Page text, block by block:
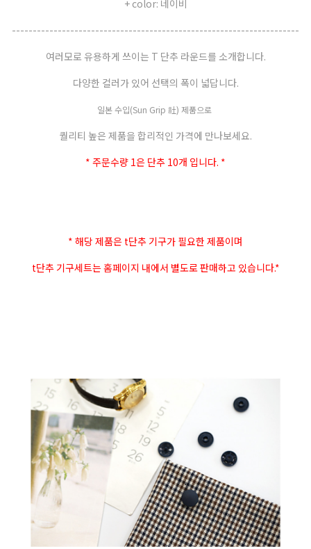
+ color: 네이비
---------------------------------------------------------------------
여러모로 유용하게 쓰이는 T 단추 라운드를 소개합니다.
다양한 컬러가 있어 선택의 폭이 넓답니다.
일본 수입(Sun Grip 社) 제품으로
퀄리티 높은 제품을 합리적인 가격에 만나보세요.
* 주문수량 1은 단추 10개 입니다. *
* 해당 제품은 t단추 기구가 필요한 제품이며
t단추 기구세트는 홈페이지 내에서 별도로 판매하고 있습니다.*